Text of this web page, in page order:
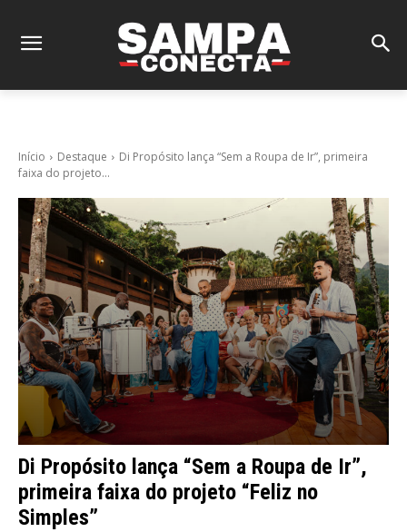
Início Destaque
Di Propósito lança “Sem a Roupa de Ir”, primeira
faixa do projeto...
Di Propósito lança “Sem a Roupa de Ir”,
primeira faixa do projeto “Feliz no
Simples”